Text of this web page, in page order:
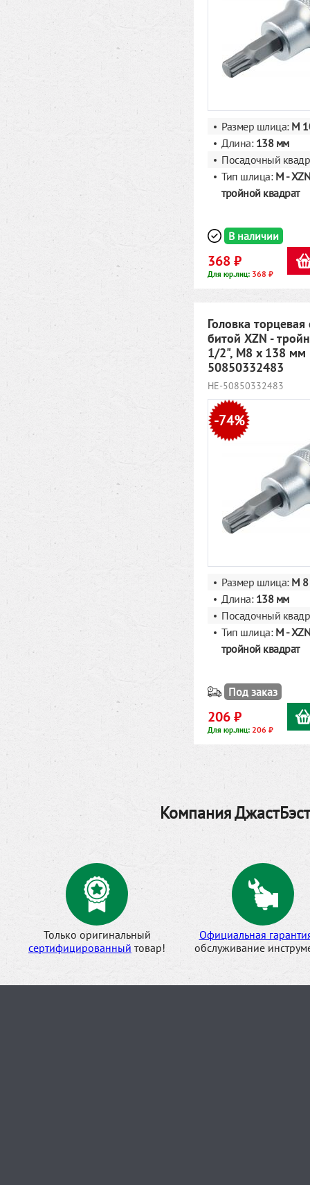
Размер шлица:M
Длина: 138 мм
Посадочный
Тип шлица: M -
тройной квадрат
В наличии
368 ₽
Для юр.лиц: 368 ₽
Головка торцевая
битой XZN -
1/2", M8 x 138 мм
50850332483
HE-50850332483
-74%
Размер шлица:M 8
Длина: 138 мм
Посадочный
Тип шлица: M -
тройной квадрат
Под заказ
206 ₽
Для юр.лиц: 206 ₽
Компания
Только оригинальный
сертифицированный товар!
Официальная
обслуживание